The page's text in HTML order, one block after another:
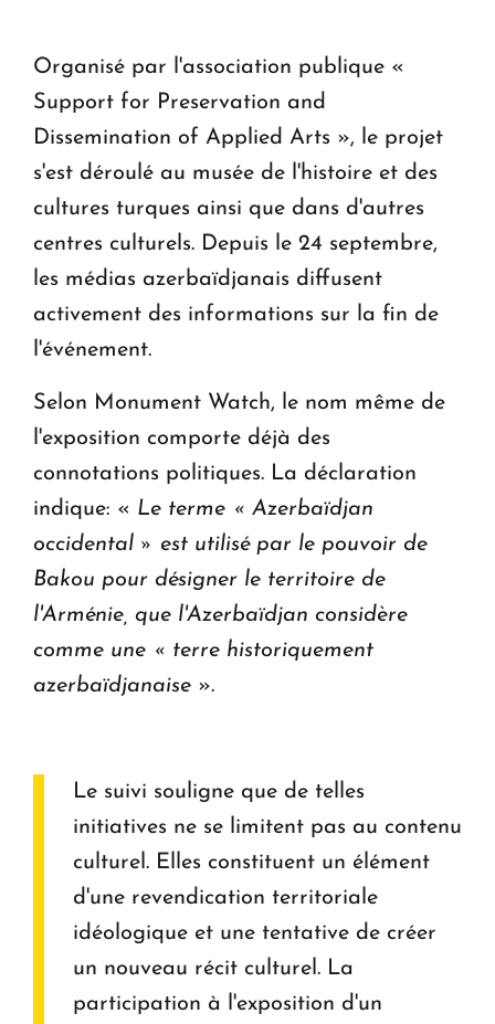
Organisé par l'association publique «
Support for Preservation and
Dissemination of Applied Arts », le projet
s'est déroulé au musée de l'histoire et des
cultures turques ainsi que dans d'autres
centres culturels. Depuis le 24 septembre,
les médias azerbaïdjanais diffusent
activement des informations sur la fin de
l'événement.
Selon Monument Watch, le nom même de
l'exposition comporte déjà des
connotations politiques. La déclaration
indique: « Le terme « Azerbaïdjan
occidental » est utilisé par le pouvoir de
Bakou pour désigner le territoire de
l'Arménie, que l'Azerbaïdjan considère
comme une « terre historiquement
azerbaïdjanaise ».
Le suivi souligne que de telles
initiatives ne se limitent pas au contenu
culturel. Elles constituent un élément
d'une revendication territoriale
idéologique et une tentative de créer
un nouveau récit culturel. La
participation à l'exposition d'un